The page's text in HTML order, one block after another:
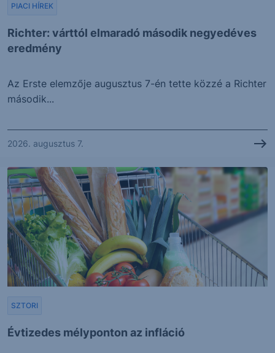
Richter: várttól elmaradó második negyedéves
eredmény
PIACI HÍREK
Az Erste elemzője augusztus 7-én tette közzé a Richter
második...
2026. augusztus 7.
Évtizedes mélyponton az infláció
SZTORI